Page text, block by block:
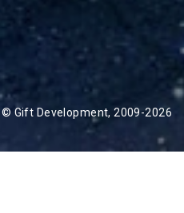
© Gift Development, 2009-2026